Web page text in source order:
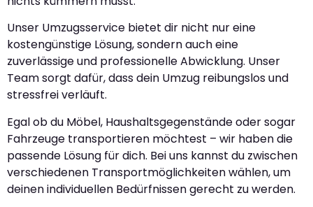
Unser Umzugsservice bietet dir nicht nur eine
kostengünstige Lösung, sondern auch eine
zuverlässige und professionelle Abwicklung. Unser
Team sorgt dafür, dass dein Umzug reibungslos und
stressfrei verläuft.
Egal ob du Möbel, Haushaltsgegenstände oder sogar
Fahrzeuge transportieren möchtest – wir haben die
passende Lösung für dich. Bei uns kannst du zwischen
verschiedenen Transportmöglichkeiten wählen, um
deinen individuellen Bedürfnissen gerecht zu werden.